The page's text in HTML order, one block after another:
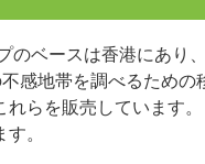
のベースは香港にあり
感地帯を調べるための
らを販売しています
。